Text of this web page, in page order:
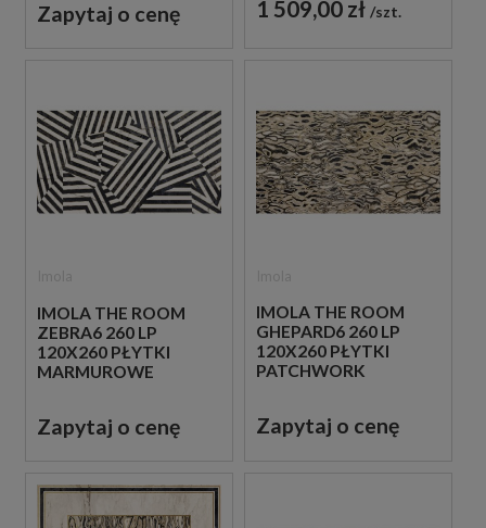
Zapytaj o cenę 1 509,00 zł szt.
IMOLA THE ROOM
ZEBRA6 260 LP
120X260 PŁYTKI
MARMUROWE
Zapytaj o cenę
IMOLA THE ROOM
GHEPARD6 260 LP
120X260 PŁYTKI
PATCHWORK
Zapytaj o cenę